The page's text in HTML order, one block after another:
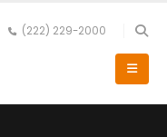
(222) 229-2000